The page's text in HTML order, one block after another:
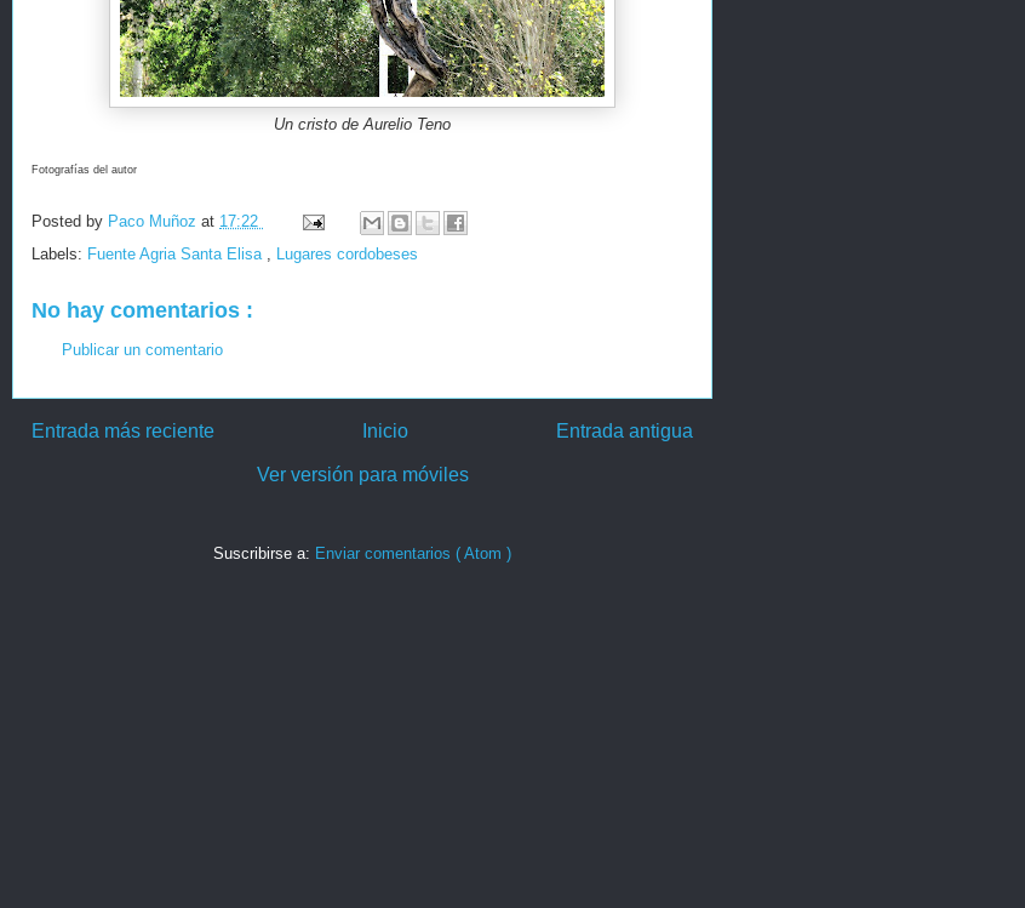
Un cristo de Aurelio Teno
Fotografías del autor
Posted by Paco Muñoz at 17:22
Labels: Fuente Agria Santa Elisa , Lugares cordobeses
No hay comentarios :
Publicar un comentario
Entrada más reciente Entrada antigua
Inicio
Ver versión para móviles
Suscribirse a: Enviar comentarios ( Atom )